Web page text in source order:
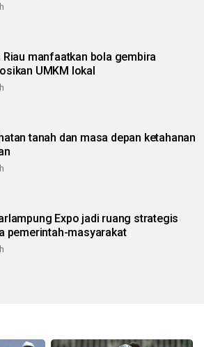
Riau manfaatkan bola gembira
UMKM lokal
tanah dan masa depan ketahanan
Expo jadi ruang strategis
pemerintah-masyarakat